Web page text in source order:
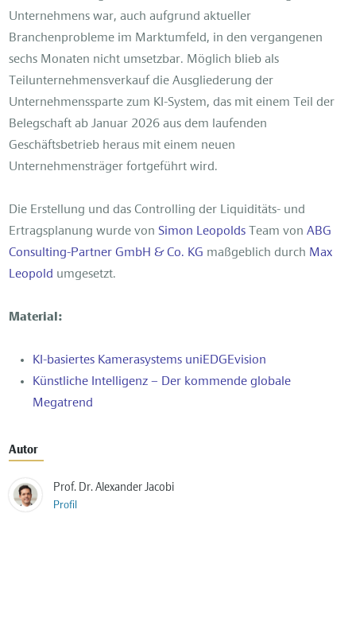
Unternehmens war, auch aufgrund aktueller
Branchenprobleme im Marktumfeld, in den vergangenen
sechs Monaten nicht umsetzbar. Möglich blieb als
Teilunternehmensverkauf die Ausgliederung der
Unternehmenssparte zum KI-System, das mit einem Teil der
Belegschaft ab Januar 2026 aus dem laufenden
Geschäftsbetrieb heraus mit einem neuen
Unternehmensträger fortgeführt wird.
Die Erstellung und das Controlling der Liquiditäts- und
Ertragsplanung wurde vonSimon Leopolds Team von ABG
Consulting-Partner GmbH & Co. KG maßgeblich durch Max
Leopold umgesetzt.
Material:
KI-basiertes Kamerasystems uniEDGEvision
Künstliche Intelligenz – Der kommende globale
Megatrend
Autor
Prof. Dr. Alexander Jacobi
Profil